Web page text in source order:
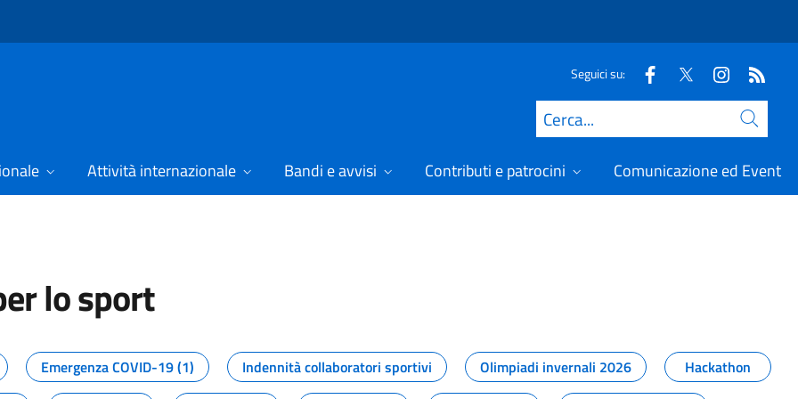
Seguici su:
Cerca
Attività internazionale Bandi e avvisi Contributi e patrocini Comunicazione ed Eventi
lo sport
dal Dipartimento per lo sport
Emergenza COVID-19 (1) Indennità collaboratori sportivi Olimpiadi invernali 2026
Hackathon